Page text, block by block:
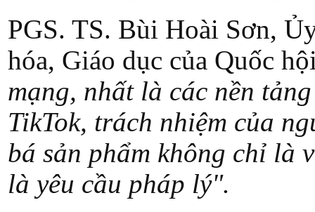
PGS. TS. Bùi Hoài Sơn,
hóa, Giáo dục của Quốc
mạng, nhất là các nền
TikTok, trách nhiệm của
bá sản phẩm không chỉ là
là yêu cầu pháp lý".